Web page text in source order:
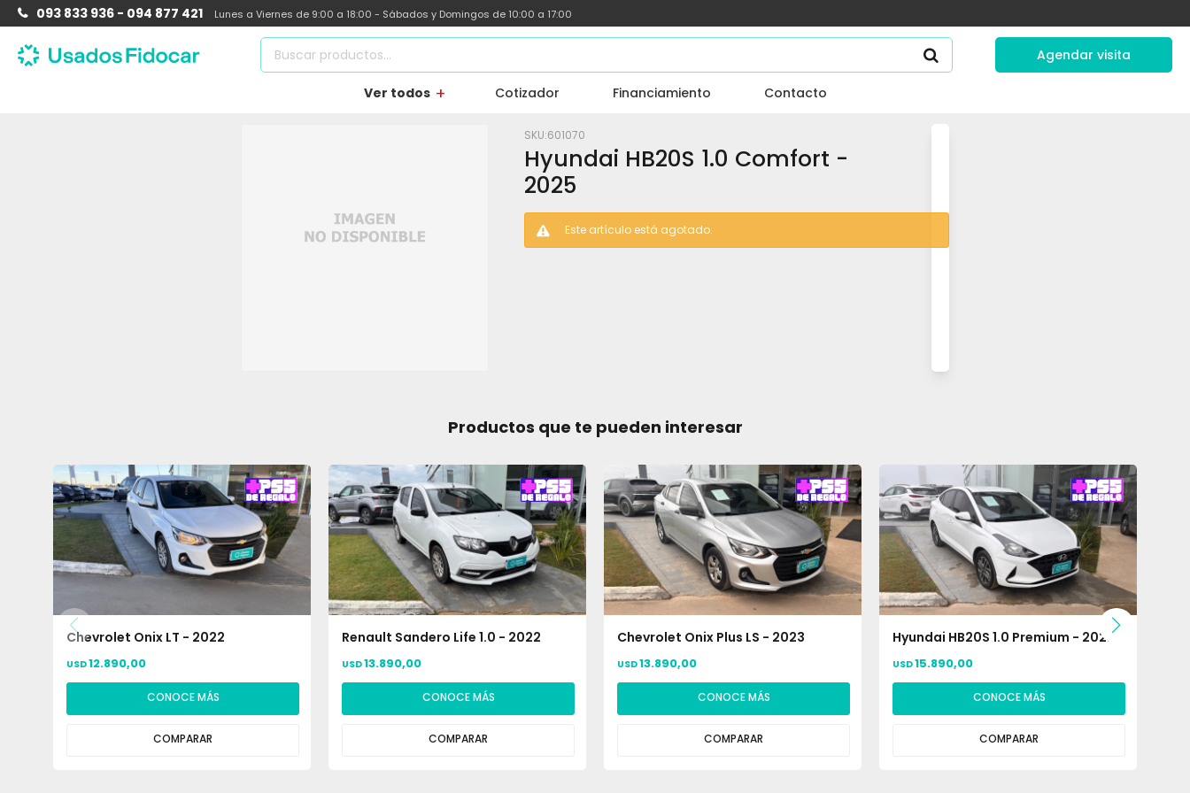
Ver todos Cotizador Financiamiento Contacto
Agendar visita
093 833 936 - 094 877 421 Lunes a Viernes de 9:00 a 18:00 - Sábados y Domingos de 10:00 a 17:00
601070
Hyundai HB20S 1.0 Comfort -
2025
Este artículo está agotado.
Productos que te pueden interesar
Chevrolet Onix LT - 2022
USD12.890,00
CONOCE MÁS
COMPARAR
Renault Sandero Life 1.0 - 2022
USD13.890,00
CONOCE MÁS
COMPARAR
Chevrolet Onix Plus LS - 2023
USD13.890,00
CONOCE MÁS
COMPARAR
Hyundai HB20S 1.0 Premium - 2022
USD15.890,00
CONOCE MÁS
COMPARAR